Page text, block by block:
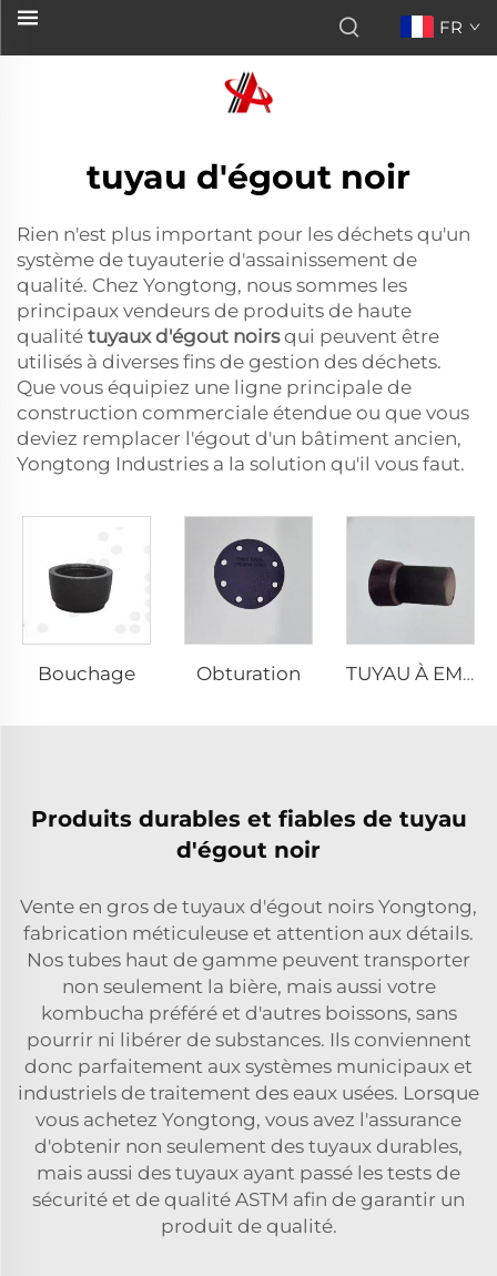
FR
tuyau d'égout noir
Rien n'est plus important pour les déchets qu'un
système de tuyauterie d'assainissement de
qualité. Chez Yongtong, nous sommes les
principaux vendeurs de produits de haute
qualité tuyaux d'égout noirsqui peuvent être
utilisés à diverses fins de gestion des déchets.
Que vous équipiez une ligne principale de
construction commerciale étendue ou que vous
deviez remplacer l'égout d'un bâtiment ancien,
Yongtong Industries a la solution qu'il vous faut.
Bouchage Obturation TUYAU À EMBOÎTEMENT BILATERAL
Produits durables et fiables de tuyau
d'égout noir
Vente en gros de tuyaux d'égout noirs Yongtong,
fabrication méticuleuse et attention aux détails.
Nos tubes haut de gamme peuvent transporter
non seulement la bière, mais aussi votre
kombucha préféré et d'autres boissons, sans
pourrir ni libérer de substances. Ils conviennent
donc parfaitement aux systèmes municipaux et
industriels de traitement des eaux usées. Lorsque
vous achetez Yongtong, vous avez l'assurance
d'obtenir non seulement des tuyaux durables,
mais aussi des tuyaux ayant passé les tests de
sécurité et de qualité ASTM afin de garantir un
produit de qualité.